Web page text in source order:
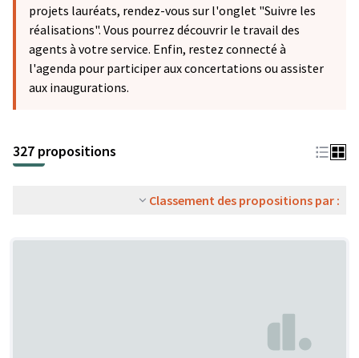
projets lauréats, rendez-vous sur l'onglet "Suivre les
réalisations". Vous pourrez découvrir le travail des
agents à votre service. Enfin, restez connecté à
l'agenda pour participer aux concertations ou assister
aux inaugurations.
327 propositions
Classement des propositions par :